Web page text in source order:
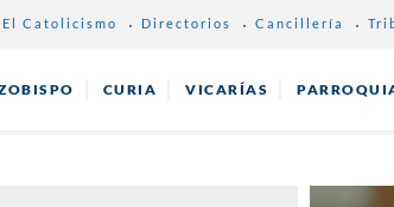
El Catolicismo Directorios Cancillería
CURIA VICARÍAS